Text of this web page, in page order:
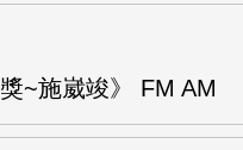
~施崴竣》 FM AM